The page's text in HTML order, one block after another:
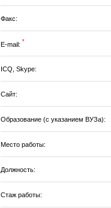
Факс:
E-mail: *
ICQ, Skype:
Сайт:
Образование (с указанием ВУЗа):
Место работы:
Должность:
Стаж работы: